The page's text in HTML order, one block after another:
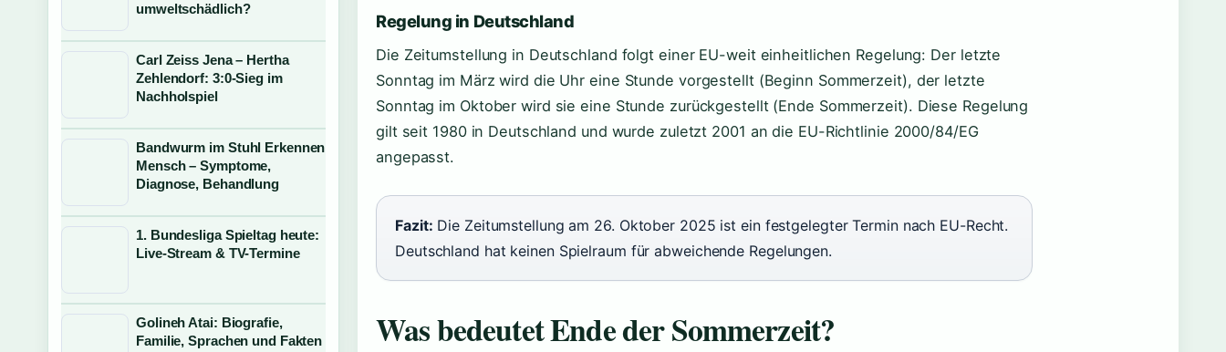
Regelung in Deutschland
Die Zeitumstellung in Deutschland folgt einer EU-weit einheitlichen Regelung: Der letzte
Sonntag im März wird die Uhr eine Stunde vorgestellt (Beginn Sommerzeit), der letzte
Sonntag im Oktober wird sie eine Stunde zurückgestellt (Ende Sommerzeit). Diese Regelung
gilt seit 1980 in Deutschland und wurde zuletzt 2001 an die EU-Richtlinie 2000/84/EG
angepasst.
Fazit: Die Zeitumstellung am 26. Oktober 2025 ist ein festgelegter Termin nach EU-Recht.
Deutschland hat keinen Spielraum für abweichende Regelungen.
Was bedeutet Ende der Sommerzeit?
umweltschädlich?
Carl Zeiss Jena – Hertha
Zehlendorf: 3:0-Sieg im
Nachholspiel
Bandwurm im Stuhl Erkennen
Mensch – Symptome,
Diagnose, Behandlung
1. Bundesliga Spieltag heute:
Live-Stream & TV-Termine
Golineh Atai: Biografie,
Familie, Sprachen und Fakten